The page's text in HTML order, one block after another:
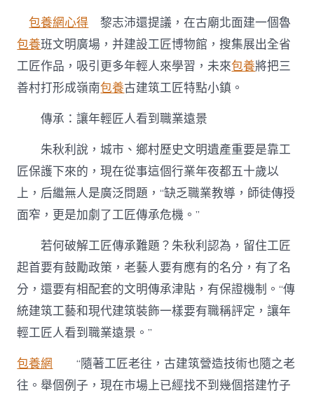
包養網心得 黎志沛還提議，在古廟北面建一個魯
包養班文明廣場，并建設工匠博物館，搜集展出全省
工匠作品，吸引更多年輕人來學習，未來包養將把三
善村打形成嶺南包養古建筑工匠特點小鎮。
傳承：讓年輕匠人看到職業遠景
朱秋利說，城市、鄉村歷史文明遺產重要是靠工
匠保護下來的，現在從事這個行業年夜都五十歲以
上，后繼無人是廣泛問題，“缺乏職業教導，師徒傳授
面窄，更是加劇了工匠傳承危機。”
若何破解工匠傳承難題？朱秋利認為，留住工匠
起首要有鼓勵政策，老藝人要有應有的名分，有了名
分，還要有相配套的文明傳承津貼，有保證機制。“傳
統建筑工藝和現代建筑裝飾一樣要有職稱評定，讓年
輕工匠人看到職業遠景。”
包養網
“隨著工匠老往，古建筑營造技術也隨之老
往。舉個例子，現在市場上已經找不到幾個搭建竹子